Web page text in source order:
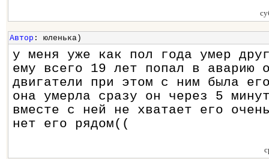
Автор : юленька)
у меня уже как пол года умер
ему всего 19 лет попал в аварию
двигатели при этом с ним была
она умерла сразу он через 5
вместе с ней не хватает его
нет его рядом((